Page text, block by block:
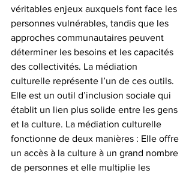
véritables enjeux auxquels font face les
personnes vulnérables, tandis que les
approches communautaires peuvent
déterminer les besoins et les capacités
des collectivités. La médiation
culturelle représente l’un de ces outils.
Elle est un outil d’inclusion sociale qui
établit un lien plus solide entre les gens
et la culture. La médiation culturelle
fonctionne de deux manières : Elle offre
un accès à la culture à un grand nombre
de personnes et elle multiplie les